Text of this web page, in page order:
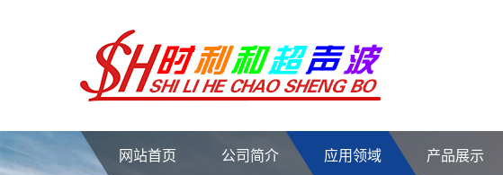
网站首页 公司简介 应用领域 产品展示